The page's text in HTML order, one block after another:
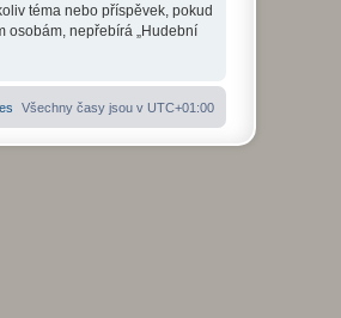
téma nebo příspěvek, pokud
osobám, nepřebírá „Hudební
Všechny časy jsou v UTC+01:00